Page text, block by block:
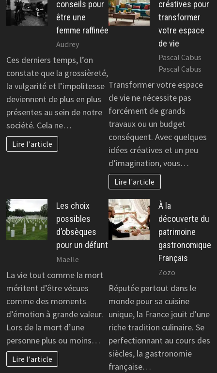
conseils pour
être une
femme raffinée
Audrey
Ces derniers temps, l’on
constate que la grossièreté,
la vulgarité et l’impolitesse
deviennent de plus en plus
présentes au sein de notre
société. Cela ne…
Lire l'article
créatives pour
transformer
votre espace
de vie
Pascal Cabus
Pascal Cabus
Transformer votre espace
de vie ne nécessite pas
forcément de grands
travaux ou un budget
conséquent. Avec quelques
idées créatives et un peu
d’imagination, vous…
Lire l'article
Les choix
possibles
d’obsèques
pour un défunt
Maelle
La vie tout comme la mort
méritent d’être vécues
comme des moments
d’émotion à grande valeur.
Lors de la mort d’une
personne plus ou moins…
Lire l'article
À la
découverte du
patrimoine
gastronomique
Français
Zozo
Réputée partout dans le
monde pour sa cuisine
unique, la France jouit d’une
riche tradition culinaire. Se
perfectionnant au cours des
siècles, la gastronomie
française…